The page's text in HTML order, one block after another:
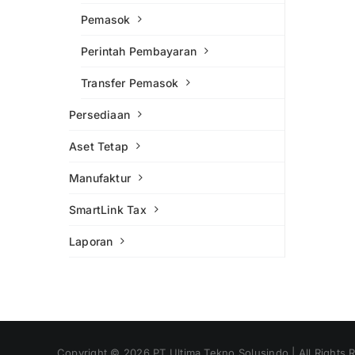
Pemasok
Perintah Pembayaran
Transfer Pemasok
Persediaan
Aset Tetap
Manufaktur
SmartLink Tax
Laporan